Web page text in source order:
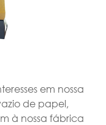
em nossa
de papel,
à nossa fábrica